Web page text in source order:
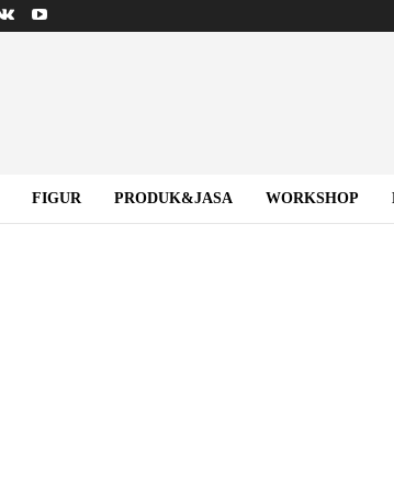
FIGUR PRODUK&JASA WORKSHOP